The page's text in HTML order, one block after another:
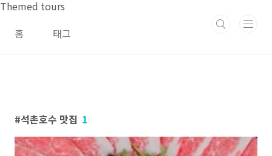
본문 바로가기
Themed tours
홈
태그
석촌호수 맛집 1